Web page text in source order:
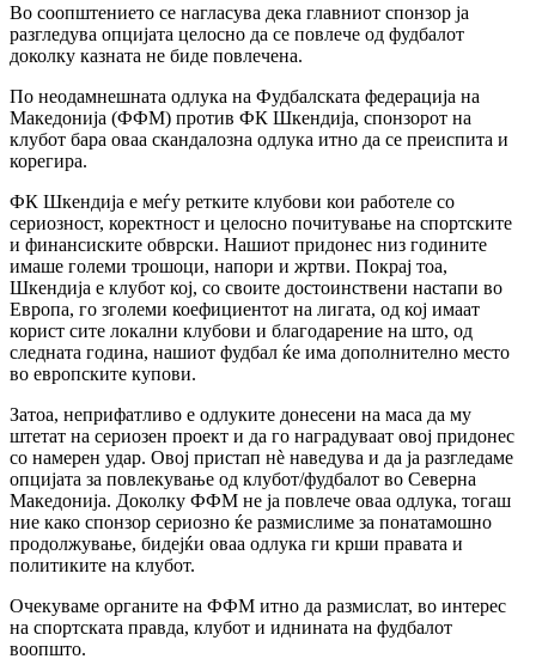
Во соопштението се нагласува дека главниот спонзор ја
разгледува опцијата целосно да се повлече од фудбалот
доколку казната не биде повлечена.
По неодамнешната одлука на Фудбалската федерација на
Македонија (ФФМ) против ФК Шкендија, спонзорот на
клубот бара оваа скандалозна одлука итно да се преиспита и
корегира.
ФК Шкендија е меѓу ретките клубови кои работеле со
сериозност, коректност и целосно почитување на спортските
и финансиските обврски. Нашиот придонес низ годините
имаше големи трошоци, напори и жртви. Покрај тоа,
Шкендија е клубот кој, со своите достоинствени настапи во
Европа, го зголеми коефициентот на лигата, од кој имаат
корист сите локални клубови и благодарение на што, од
следната година, нашиот фудбал ќе има дополнително место
во европските купови.
Затоа, неприфатливо е одлуките донесени на маса да му
штетат на сериозен проект и да го наградуваат овој придонес
со намерен удар. Овој пристап нè наведува и да ја разгледаме
опцијата за повлекување од клубот/фудбалот во Северна
Македонија. Доколку ФФМ не ја повлече оваа одлука, тогаш
ние како спонзор сериозно ќе размислиме за понатамошно
продолжување, бидејќи оваа одлука ги крши правата и
политиките на клубот.
Очекуваме органите на ФФМ итно да размислат, во интерес
на спортската правда, клубот и иднината на фудбалот
воопшто.